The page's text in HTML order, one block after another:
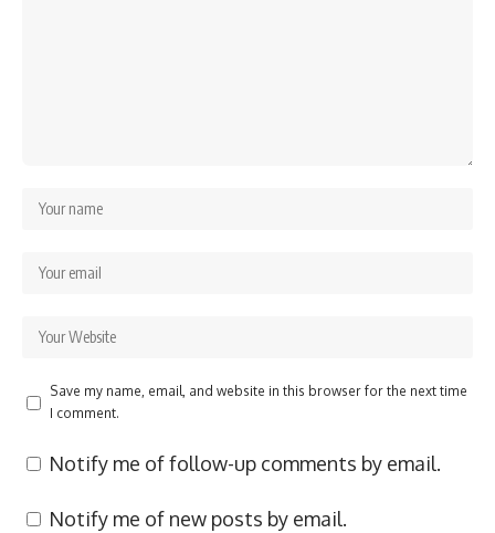
Save my name, email, and website in this browser for the next time
I comment.
Notify me of follow-up comments by email.
Notify me of new posts by email.